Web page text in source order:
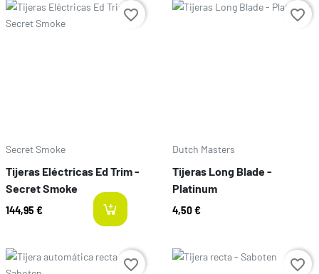
Prezzo
Secret Smoke
Tijeras Eléctricas Ed Trim -
Secret Smoke
144,95 € last-items
favorite_border Prezzo
Dutch Masters
Tijeras Long Blade -
Platinum
4,50 €
favorite_border
Prezzo favorite_border Prezzo favorite_border